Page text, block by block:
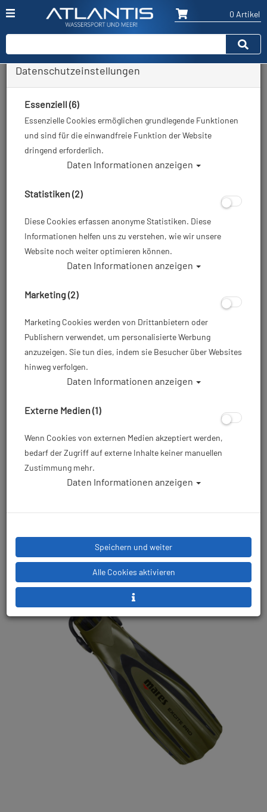
0 Artikel
Zurück
Datenschutzeinstellungen
Essenziell (6)
Essenzielle Cookies ermöglichen grundlegende Funktionen
und sind für die einwandfreie Funktion der Website
dringend erforderlich.
Daten Informationen anzeigen
Statistiken (2)
Diese Cookies erfassen anonyme Statistiken. Diese
Informationen helfen uns zu verstehen, wie wir unsere
Website noch weiter optimieren können.
Daten Informationen anzeigen
Marketing (2)
Marketing Cookies werden von Drittanbietern oder
Publishern verwendet, um personalisierte Werbung
anzuzeigen. Sie tun dies, indem sie Besucher über Websites
hinweg verfolgen.
Daten Informationen anzeigen
Externe Medien (1)
Wenn Cookies von externen Medien akzeptiert werden,
bedarf der Zugriff auf externe Inhalte keiner manuellen
Zustimmung mehr.
Daten Informationen anzeigen
Speichern und weiter
Alle Cookies aktivieren